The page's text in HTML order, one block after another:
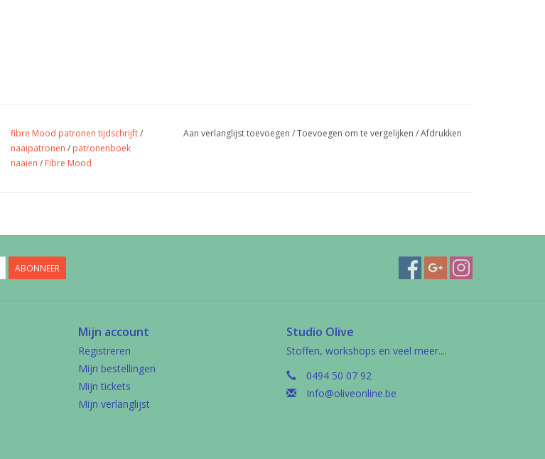
fibre Mood patronen tijdschrijft/
naaipatronen / patronenboek
naaien / Fibre Mood
Aan verlanglijst toevoegen /Toevoegen om te vergelijken /Afdrukken
ABONNEER
Mijn account
Registreren
Mijn bestellingen
Mijn tickets
Mijn verlanglijst
Studio Olive
Stoffen, workshops en veel meer....
0494 50 07 92
Info@oliveonline.be